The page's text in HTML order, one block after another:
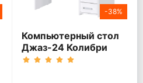
-38%
Компьютерный стол
Джаз-24 Колибри
Белый правый